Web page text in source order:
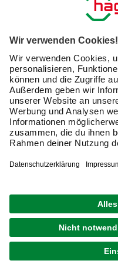
Mit einer Effektfarbe
Nacht leuchtenden
Metalleffekten. Lasse
Gestaltung Deiner
Inneneinrichtungund
Erlebnis.
Wenn Du jetzt neue
möchtest, erfahre hier
geeigneter Produkte.
Welche Effekte kann
erzielen?
Du kannst ganz
Verschönerung Deiner